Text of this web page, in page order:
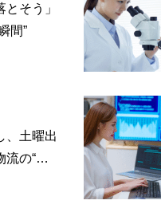
そう」
間”
、土曜出
の“現